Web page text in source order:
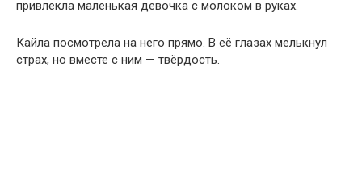
привлекла маленькая девочка с молоком в руках.
Кайла посмотрела на него прямо. В её глазах мелькнул
страх, но вместе с ним — твёрдость.